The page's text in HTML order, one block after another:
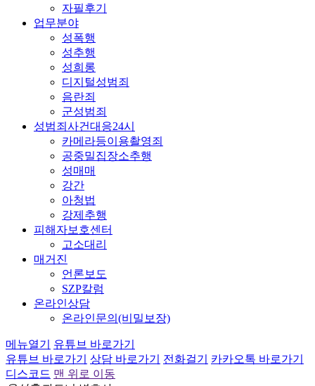
자필후기
업무분야
성폭행
성추행
성희롱
디지털성범죄
음란죄
군성범죄
성범죄사건대응24시
카메라등이용촬영죄
공중밀집장소추행
성매매
강간
아청법
강제추행
피해자보호센터
고소대리
매거진
언론보도
SZP칼럼
온라인상담
온라인문의(비밀보장)
메뉴열기
유튜브 바로가기
유튜브 바로가기
상담 바로가기 전화걸기
카카오톡 바로가기
디스코드 맨 위로 이동